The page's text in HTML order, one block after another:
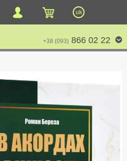
uk
+38 (093) 866 02 22